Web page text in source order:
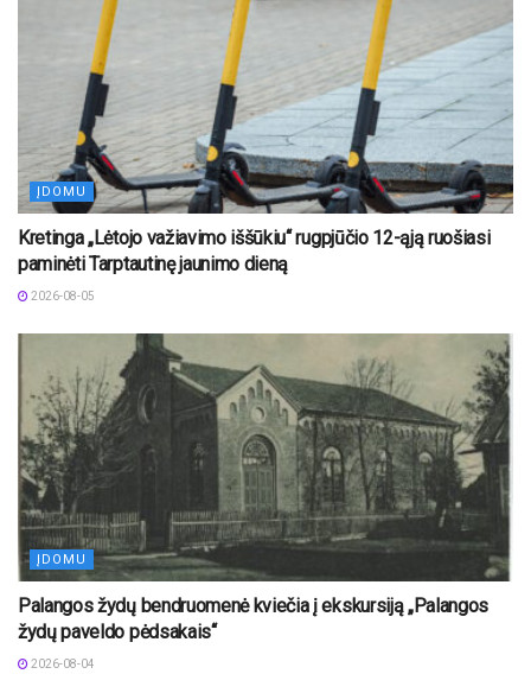
ĮDOMU
Kretinga „Lėtojo važiavimo iššūkiu“ rugpjūčio 12-ąją ruošiasi
paminėti Tarptautinę jaunimo dieną
2026-08-05
ĮDOMU
Palangos žydų bendruomenė kviečia į ekskursiją „Palangos
žydų paveldo pėdsakais“
2026-08-04